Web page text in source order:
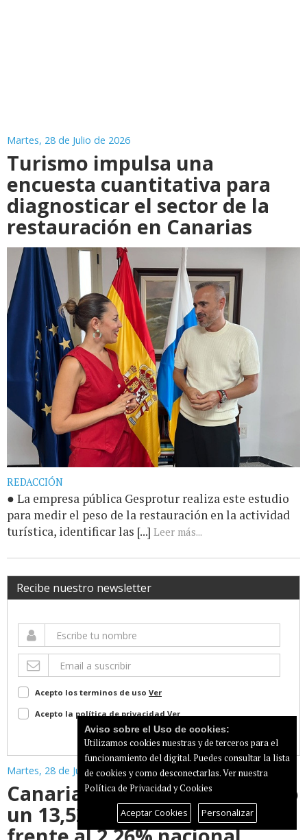
Martes, 28 de Julio de 2026
Turismo impulsa una
encuesta cuantitativa para
diagnosticar el sector de la
restauración en Canarias
REDACCIÓN
● La empresa pública Gesprotur realiza este estudio
para medir el peso de la restauración en la actividad
turística, identificar las [...] Leer más...
Recibe nuestro newsletter
Acepto los terminos de uso Ver
Acepto la política de privacidadVer
Martes, 28 de Julio de 2026
Canarias reduce el desempleo
un 13,52% en el último año,
Aviso sobre el Uso de cookies:
Utilizamos cookies nuestras y de terceros para el
funcionamiento del digital. Puedes consultar la lista
de cookies y como desconectarlas.Ver nuestra
Política de Privacidad y Cookies
Aceptar Cookies Personalizar